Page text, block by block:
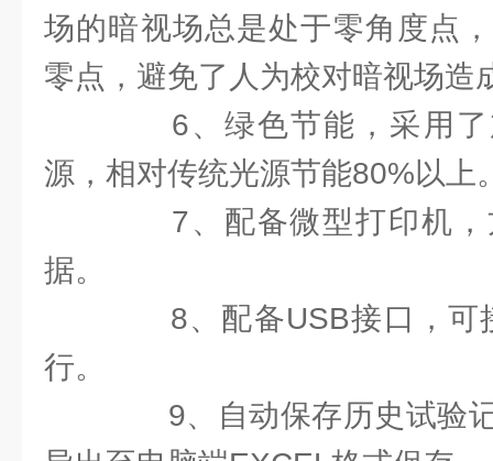
场的暗视场总是处于零角度点
零点，避免了人为校对暗视场造
6、绿色节能，采用了
源，相对传统光源节能80%以上
7、配备微型打印机，
据。
8、配备USB接口，可
行。
9、自动保存历史试验记